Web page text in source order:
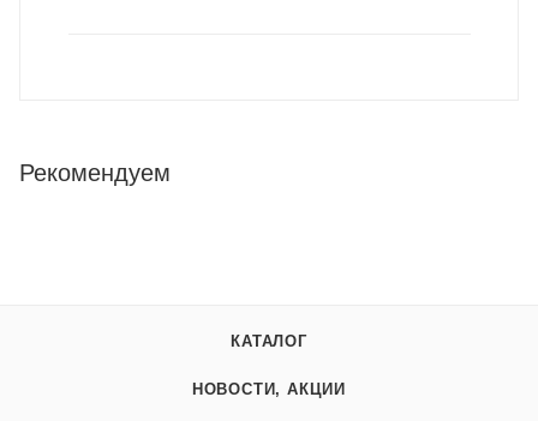
Рекомендуем
КАТАЛОГ
НОВОСТИ, АКЦИИ